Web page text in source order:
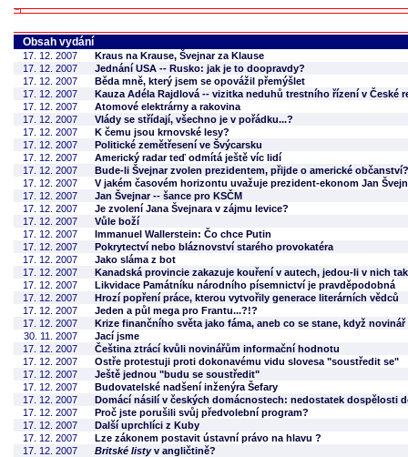
Obsah vydání
17. 12. 2007
Kraus na Krause, Švejnar za Klause
17. 12. 2007
Jednání USA -- Rusko: jak je to doopravdy?
17. 12. 2007
Běda mně, který jsem se opovážil přemýšlet
17. 12. 2007
Kauza Adéla Rajdlová -- vizitka neduhů trestního řízení v České
17. 12. 2007
Atomové elektrárny a rakovina
17. 12. 2007
Vlády se střídají, všechno je v pořádku...?
17. 12. 2007
K čemu jsou krnovské lesy?
17. 12. 2007
Politické zemětřesení ve Švýcarsku
17. 12. 2007
Americký radar teď odmítá ještě víc lidí
17. 12. 2007
Bude-li Švejnar zvolen prezidentem, přijde o americké občanství?
17. 12. 2007
V jakém časovém horizontu uvažuje prezident-ekonom Jan
17. 12. 2007
Jan Švejnar -- šance pro KSČM
17. 12. 2007
Je zvolení Jana Švejnara v zájmu levice?
17. 12. 2007
Vůle boží
17. 12. 2007
Immanuel Wallerstein: Čo chce Putin
17. 12. 2007
Pokrytectví nebo bláznovství starého provokatéra
17. 12. 2007
Jako sláma z bot
17. 12. 2007
Kanadská provincie zakazuje kouření v autech, jedou-li v nich
17. 12. 2007
Likvidace Památníku národního písemnictví je pravděpodobná
17. 12. 2007
Hrozí popření práce, kterou vytvořily generace literárních vědců
17. 12. 2007
Jeden a půl mega pro Frantu...?!?
17. 12. 2007
Krize finančního světa jako fáma, aneb co se stane, když
30. 11. 2007
Jací jsme
17. 12. 2007
Čeština ztrácí kvůli novinářům informační hodnotu
17. 12. 2007
Ostře protestuji proti dokonavému vidu slovesa "soustředit se"
17. 12. 2007
Ještě jednou "budu se soustředit"
17. 12. 2007
Budovatelské nadšení inženýra Šefary
17. 12. 2007
Domácí násilí v českých domácnostech: nedostatek dospělosti
17. 12. 2007
Proč jste porušili svůj předvolební program?
17. 12. 2007
Další uprchlíci z Kuby
17. 12. 2007
Lze zákonem postavit ústavní právo na hlavu ?
17. 12. 2007
Britské listyv angličtině?